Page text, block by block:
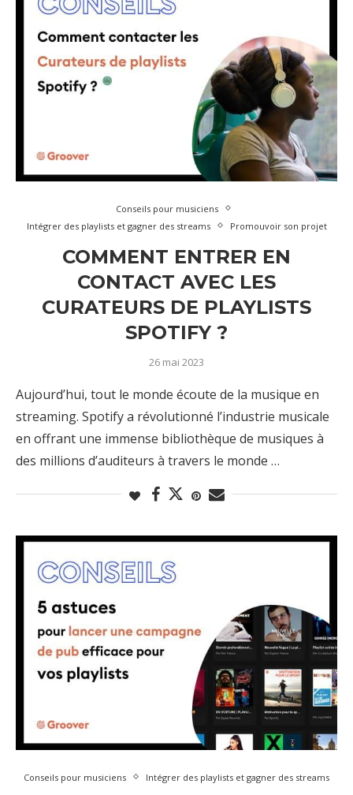
Conseils pour musiciens
Intégrer des playlists et gagner des streams
Promouvoir son projet
COMMENT ENTRER EN
CONTACT AVEC LES
CURATEURS DE PLAYLISTS
SPOTIFY ?
26 mai 2023
Aujourd’hui, tout le monde écoute de la musique en
streaming. Spotify a révolutionné l’industrie musicale
en offrant une immense bibliothèque de musiques à
des millions d’auditeurs à travers le monde …
Conseils pour musiciens Intégrer des playlists et gagner des streams